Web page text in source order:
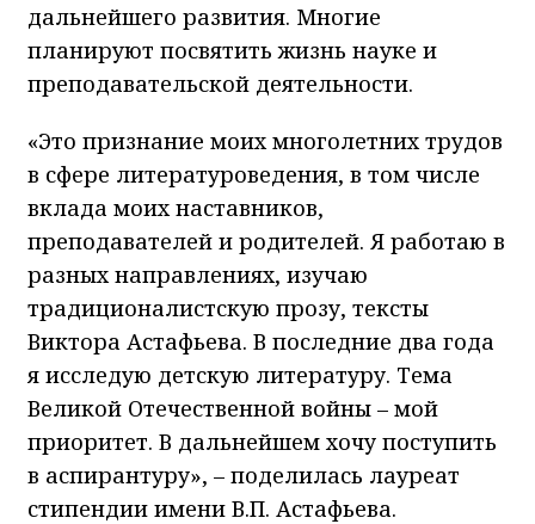
дальнейшего развития. Многие
планируют посвятить жизнь науке и
преподавательской деятельности.
«Это признание моих многолетних трудов
в сфере литературоведения, в том числе
вклада моих наставников,
преподавателей и родителей. Я работаю в
разных направлениях, изучаю
традиционалистскую прозу, тексты
Виктора Астафьева. В последние два года
я исследую детскую литературу. Тема
Великой Отечественной войны – мой
приоритет. В дальнейшем хочу поступить
в аспирантуру», – поделилась лауреат
стипендии имени В.П. Астафьева.